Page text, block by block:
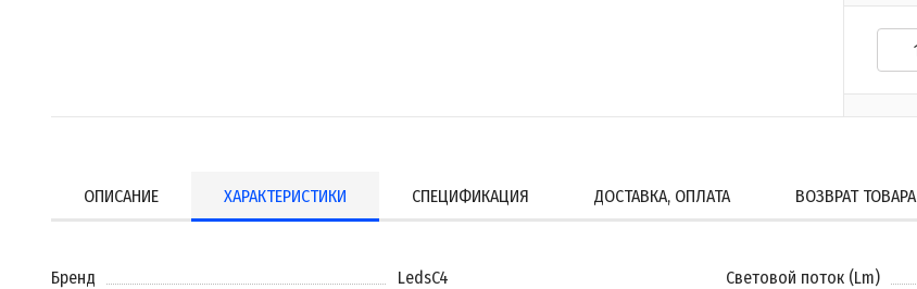
ОПИСАНИЕ ХАРАКТЕРИСТИКИ СПЕЦИФИКАЦИЯ ДОСТАВКА, ОПЛАТА ВОЗВРАТ ТОВАРА
Бренд LedsC4 Световой поток (Lm)